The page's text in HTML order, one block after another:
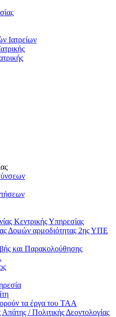
Ιατρείων
Κεντρικής Υπηρεσίας
Δομών αρμοδιότητας 2ης ΥΠΕ
και Παρακολούθησης
τα έργα του ΤΑΑ
Απάτης / Πολιτικής Δεοντολογίας